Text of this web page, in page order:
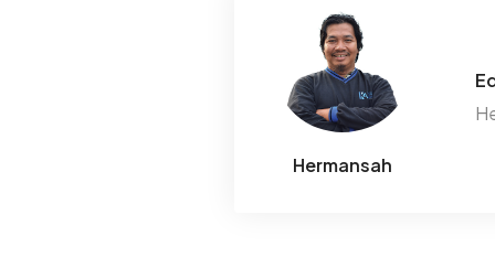
Hermansah